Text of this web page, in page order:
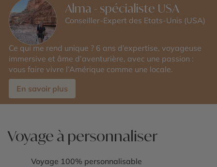
Alma - spécialiste USA
Conseiller-Expert des Etats-Unis (USA)
Ce qui me rend unique ? 6 ans d’expertise, voyageuse
immersive et âme d’aventurière, avec une passion :
vous faire vivre l’Amérique comme une locale.
En savoir plus
Voyage à personnaliser
Voyage 100% personnalisable